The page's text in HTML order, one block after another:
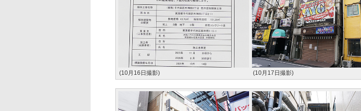
(10月16日撮影) (10月17日撮影)